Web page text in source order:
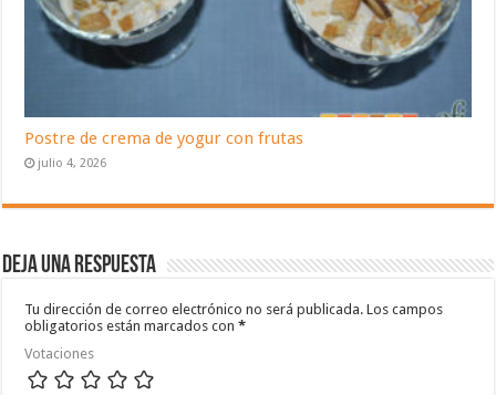
Postre de crema de yogur con frutas
julio 4, 2026
Deja una respuesta
Tu dirección de correo electrónico no será publicada. Los campos
obligatorios están marcados con*
Votaciones